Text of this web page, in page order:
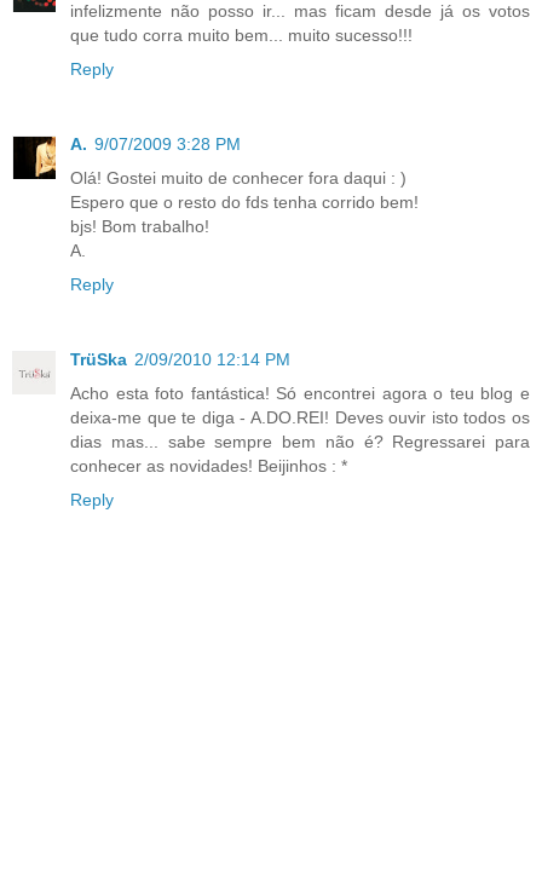
infelizmente não posso ir... mas ficam desde já os votos
que tudo corra muito bem... muito sucesso!!!
Reply
A. 9/07/2009 3:28 PM
Olá! Gostei muito de conhecer fora daqui : )
Espero que o resto do fds tenha corrido bem!
bjs! Bom trabalho!
A.
Reply
TrüSka 2/09/2010 12:14 PM
Acho esta foto fantástica! Só encontrei agora o teu blog e
deixa-me que te diga - A.DO.REI! Deves ouvir isto todos os
dias mas... sabe sempre bem não é? Regressarei para
conhecer as novidades! Beijinhos : *
Reply